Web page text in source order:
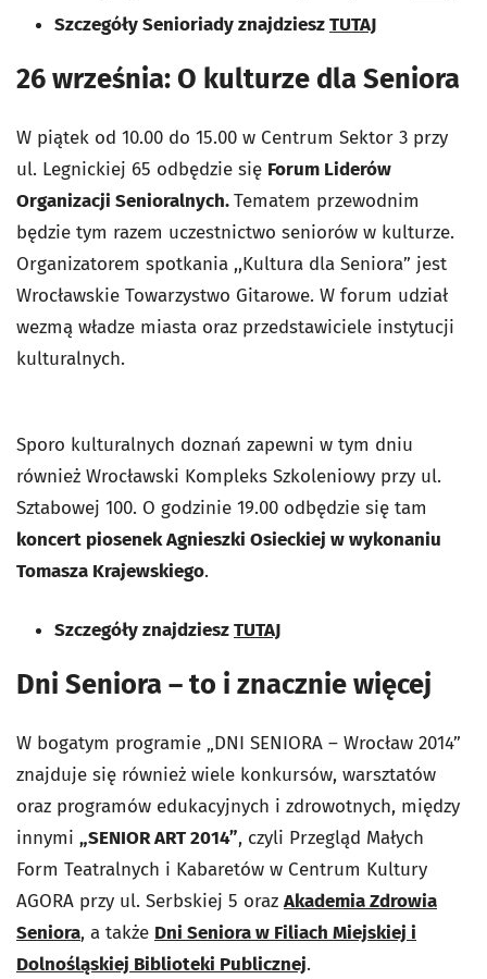
Szczegóły Senioriady znajdzieszTUTAJ
26 września: O kulturze dla Seniora
W piątek od 10.00 do 15.00 w Centrum Sektor 3 przy
ul. Legnickiej 65 odbędzie się Forum Liderów
Organizacji Senioralnych.Tematem przewodnim
będzie tym razem uczestnictwo seniorów w kulturze.
Organizatorem spotkania ,,Kultura dla Seniora” jest
Wrocławskie Towarzystwo Gitarowe. W forum udział
wezmą władze miasta oraz przedstawiciele instytucji
kulturalnych.
Sporo kulturalnych doznań zapewni w tym dniu
również Wrocławski Kompleks Szkoleniowy przy ul.
Sztabowej 100. O godzinie 19.00 odbędzie się tam
koncert piosenek Agnieszki Osieckiej w wykonaniu
Tomasza Krajewskiego.
Szczegóły znajdzieszTUTAJ
Dni Seniora – to i znacznie więcej
W bogatym programie „DNI SENIORA – Wrocław 2014”
znajduje się również wiele konkursów, warsztatów
oraz programów edukacyjnych i zdrowotnych, między
innymi „SENIOR ART 2014”, czyli Przegląd Małych
Form Teatralnych i Kabaretów w Centrum Kultury
AGORA przy ul. Serbskiej 5 oraz Akademia Zdrowia
Seniora, a także Dni Seniora w Filiach Miejskiej i
Dolnośląskiej Biblioteki Publicznej.